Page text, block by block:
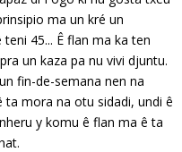
ma un kré un
45... Ê flan ma ka ten
un kaza pa nu vivi djuntu.
fin-de-semana nen na
ta mora na otu sidadi, undi ê
y komu ê flan ma ê ta